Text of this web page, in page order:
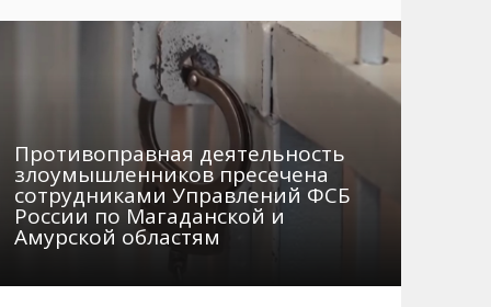
Телефоны
Автобусы Магадан – Аэропорт
Таблица приливов отливов
Интернет
Жилье
Не мусорить
Браконьеры
Противоправная деятельность
злоумышленников пресечена
сотрудниками Управлений ФСБ
России по Магаданской и
Амурской областям